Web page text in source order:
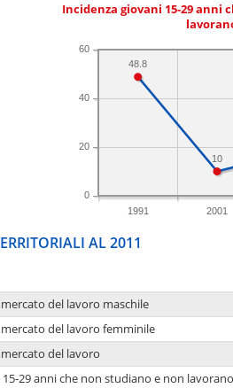
Incidenza giovani 15-29 anni
1991 2001
0
20
40
60
10
48.8
AL 2011
del lavoro maschile
del lavoro femminile
del lavoro
29 anni che non studiano e non lavorano